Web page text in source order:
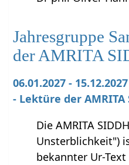
Jahresgruppe
der AMRITA
06.01.2027 -
- Lektüre der AMRITA
Die AMRITA
Unsterblichkeit")
bekannter Ur-